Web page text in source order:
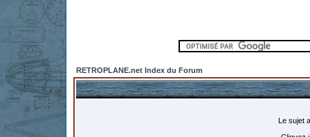
RETROPLANE.net Index du Forum
Le sujet